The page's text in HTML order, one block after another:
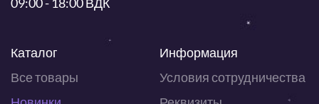
Каталог
Все товары
Информация
Условия сотрудничества